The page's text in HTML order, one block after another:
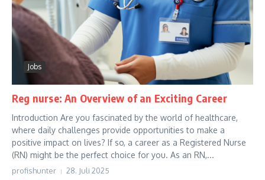
Jobs
Reg nurse: An Overview of an Exciting Career
Introduction Are you fascinated by the world of healthcare,
where daily challenges provide opportunities to make a
positive impact on lives? If so, a career as a Registered Nurse
(RN) might be the perfect choice for you. As an RN,...
profishunter 28. Juli 2025